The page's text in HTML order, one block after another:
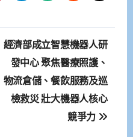
經濟部成立智慧機器人研
發中心 聚焦醫療照護、
物流倉儲、餐飲服務及巡
檢救災 壯大機器人核心
競爭力